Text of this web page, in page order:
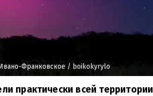
Франковское / boikokyrylo
практически всей территории